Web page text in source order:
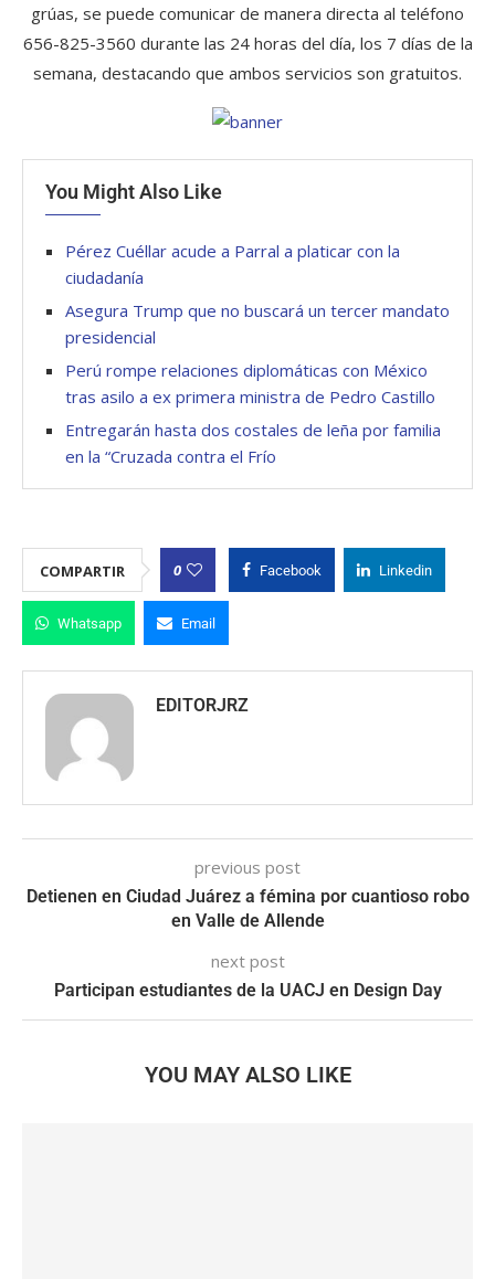
grúas, se puede comunicar de manera directa al teléfono
656-825-3560 durante las 24 horas del día, los 7 días de la
semana, destacando que ambos servicios son gratuitos.
You Might Also Like
Pérez Cuéllar acude a Parral a platicar con la
ciudadanía
Asegura Trump que no buscará un tercer mandato
presidencial
Perú rompe relaciones diplomáticas con México
tras asilo a ex primera ministra de Pedro Castillo
Entregarán hasta dos costales de leña por familia
en la “Cruzada contra el Frío
COMPARTIR 0 Facebook Linkedin
Whatsapp Email
EDITORJRZ
previous post
Detienen en Ciudad Juárez a fémina por cuantioso robo
en Valle de Allende
next post
Participan estudiantes de la UACJ en Design Day
YOU MAY ALSO LIKE